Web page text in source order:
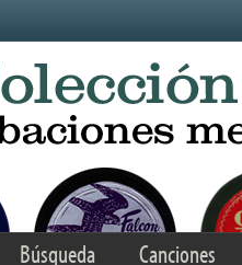
Búsqueda Canciones